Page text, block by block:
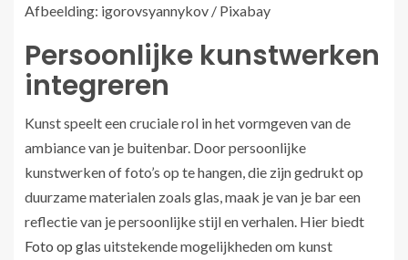
Afbeelding: igorovsyannykov / Pixabay
Persoonlijke kunstwerken
integreren
Kunst speelt een cruciale rol in het vormgeven van de
ambiance van je buitenbar. Door persoonlijke
kunstwerken of foto’s op te hangen, die zijn gedrukt op
duurzame materialen zoals glas, maak je van je bar een
reflectie van je persoonlijke stijl en verhalen. Hier biedt
Foto op glas uitstekende mogelijkheden om kunst